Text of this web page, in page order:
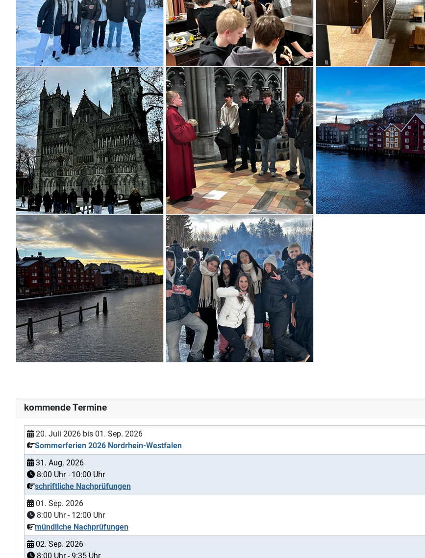
kommende Termine
20. Juli 2026 bis 01. Sep. 2026
Sommerferien 2026 Nordrhein-Westfalen
31. Aug. 2026
8:00 Uhr - 10:00 Uhr
schriftliche Nachprüfungen
01. Sep. 2026
8:00 Uhr - 12:00 Uhr
mündliche Nachprüfungen
02. Sep. 2026
8:00 Uhr -9:35 Uhr